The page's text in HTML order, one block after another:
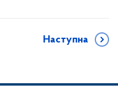
Наступна